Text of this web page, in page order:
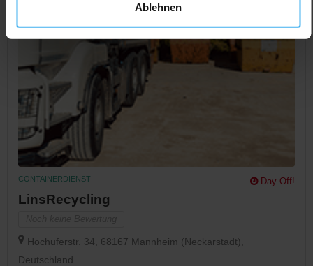
Ablehnen
CONTAINERDIENST Day Off!
LinsRecycling
Hochuferstr. 34, 68167 Mannheim (Neckarstadt),
Deutschland